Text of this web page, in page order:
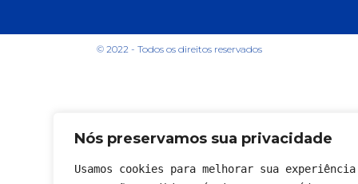
Nós preservamos sua privacidade
Usamos cookies para melhorar sua
© 2022 - Todos os direitos reservados